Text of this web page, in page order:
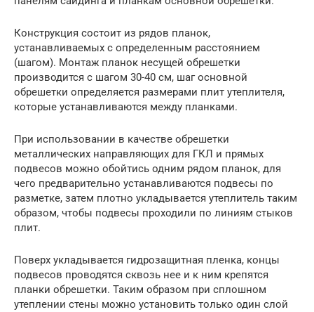
Конструкция состоит из рядов планок,
устанавливаемых с определенным расстоянием
(шагом). Монтаж планок несущей обрешетки
производится с шагом 30-40 см, шаг основной
обрешетки определяется размерами плит утеплителя,
которые устанавливаются между планками.
При использовании в качестве обрешетки
металлических направляющих для ГКЛ и прямых
подвесов можно обойтись одним рядом планок, для
чего предварительно устанавливаются подвесы по
разметке, затем плотно укладывается утеплитель таким
образом, чтобы подвесы проходили по линиям стыков
плит.
Поверх укладывается гидрозащитная пленка, концы
подвесов проводятся сквозь нее и к ним крепятся
планки обрешетки. Таким образом при сплошном
утеплении стены можно установить только один слой